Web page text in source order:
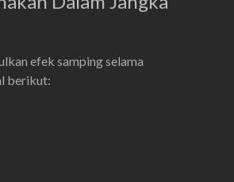
efek samping selama
berikut: